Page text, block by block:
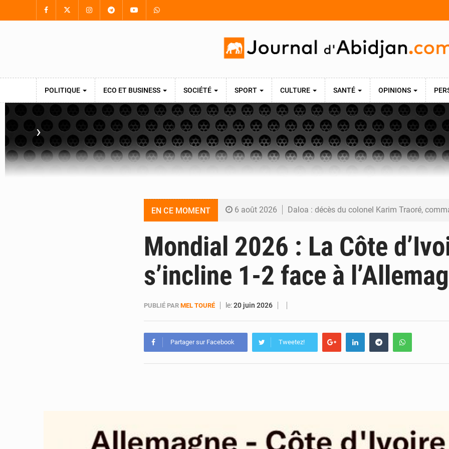
POLITIQUE ECO ET BUSINESS SOCIÉTÉ SPORT CULTURE SANTÉ OPINIONS
›
EN CE MOMENT 6 août 2026 Daloa : décès du colonel Karim Traoré, commandant de la Section de recherches de la
6 août 2026 Mercato : Yan Diomandé rejoint le Real Madrid pour 125 M€, un
6 août 2026 Hervé Renard de retour chez les Éléphants : « La Côte d’Ivoire est une nation
Mondial 2026 : La Côte
s’incline 1-2 face à
PUBLIÉ PAR MEL TOURÉ le:20 juin 2026
Partager sur Facebook Tweetez!